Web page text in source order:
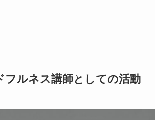
フルネス講師としての活動